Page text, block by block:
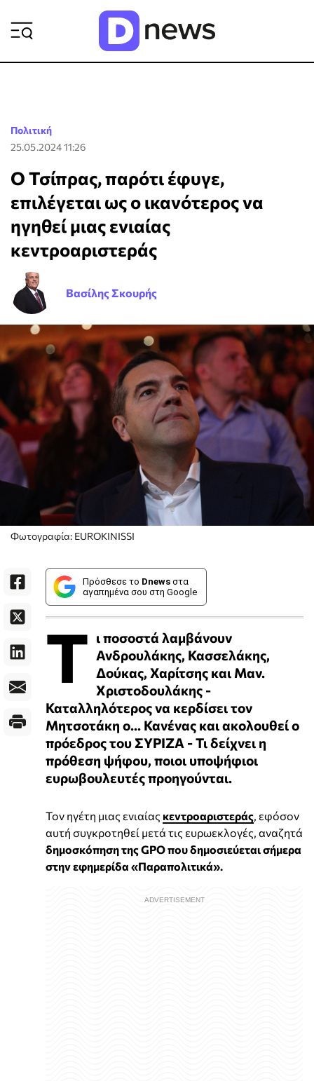
Πολιτική
25.05.2024 11:26
Ο Τσίπρας, παρότι έφυγε,
επιλέγεται ως ο ικανότερος να
ηγηθεί μιας ενιαίας
κεντροαριστεράς
Βασίλης Σκουρής
Φωτογραφία: EUROKINISSI
Πρόσθεσε το Dnews στα
αγαπημένα σου στη Google
Τ ι ποσοστά λαμβάνουν
Ανδρουλάκης, Κασσελάκης,
Δούκας, Χαρίτσης και Μαν.
Χριστοδουλάκης -
Καταλληλότερος να κερδίσει τον
Μητσοτάκη ο... Κανένας και ακολουθεί ο
πρόεδρος του ΣΥΡΙΖΑ - Τι δείχνει η
πρόθεση ψήφου, ποιοι υποψήφιοι
ευρωβουλευτές προηγούνται.
Τον ηγέτη μιας ενιαίας κεντροαριστεράς , εφόσον
αυτή συγκροτηθεί μετά τις ευρωεκλογές, αναζητά
δημοσκόπηση της GPO που δημοσιεύεται σήμερα
στην εφημερίδα «Παραπολιτικά».